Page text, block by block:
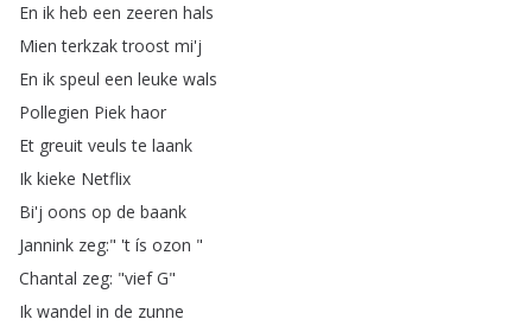
En ik heb een zeeren hals
Mien terkzak troost mi'j
En ik speul een leuke wals
Pollegien Piek haor
Et greuit veuls te laank
Ik kieke Netflix
Bi'j oons op de baank
Jannink zeg:" 't ís ozon "
Chantal zeg: "vief G"
Ik wandel in de zunne